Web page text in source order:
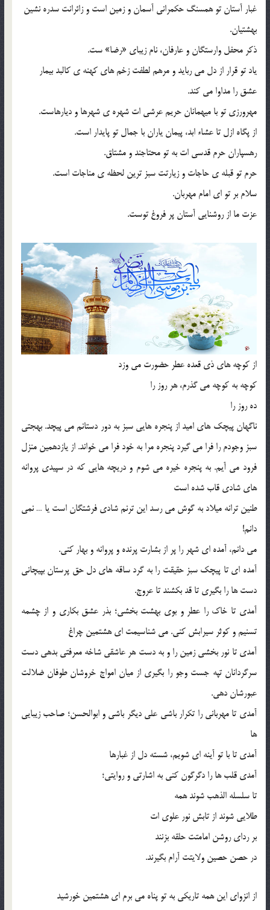
غبار آستان تو همسنگ حکمرانی آسمان و زمین است و زائرانت سدره نشین
بهشتیان.
ذکر محفل وارستگان و عارفان، نام زیبای «رضا» ست.
یاد تو قرار از دل می رباید و مرهم لطفت زخم های کهنه ی کالبد بیمار
عشق را مداوا می کند.
مهرورزی تو با میهمانان حریم عرشی ات شهره ی شهرها و دیارهاست.
از پگاه ازل تا عشاء ابد، پیمان یاران با جمال تو پایدار است.
رهسپاران حرم قدسی ات به تو محتاجند و مشتاق.
حرم تو قبله ی حاجات و زیارتت سبز ترین لحظه ی مناجات است.
سلام بر تو ای امام مهربان.
عزت ما از روشنایی آستان پر فروغ توست.
از کوچه های ذی قعده عطر حضورت می وزد
کوچه به کوچه می گذرم، هر روز را
ده روز را
ناگهان پیچک های امید از پنجره هایی سبز به دور دستانم می پیچد. بهجتی
سبز وجودم را فرا می گیرد پنجره مرا به خود فرا می خواند. از یازدهمین منزل
فرود می آیم. به پنجره خیره می شوم و دریچه هایی که در سپیدی پروانه
های شادی قاب شده است
طنین ترانه میلاد به گوش می رسد این ترنم شادی فرشتگان است یا … نمی
دانم!
می دانم، آمده ای شهر را پر از بشارت پرنده و پروانه و بهار کنی.
آمده ای تا پیچک سبز حقیقت را به گرد ساقه های دل حق پرستان بپیچانی
دست ها را بگیری تا قد بکشند تا عروج.
آمدی تا خاک را عطر و بوی بهشت بخشی؛ بذر عشق بکاری و از چشمه
تسنیم و کوثر سیرابش کنی. می شناسیمت ای هشتمین چراغ
آمدی تا نور بخشی زمین را و به دست هر عاشقی شاخه معرفتی بدهی دست
سرگردانان تپه جست وجو را بگیری از میان امواج خروشان طوفان ضلالت
عبورشان دهی.
آمدی تا مهربانی را تکرار باشی علی دیگر باشی و ابوالحسن؛ صاحب زیبایی
ها
آمدی تا با تو آینه ای شویم، شسته دل از غبارها
آمدی قلب ها را دگرگون کنی به اشارتی و روایتی؛
تا سلسله الذهب شوند همه
طلایی شوند از تابش نور علوی ات
بر ردای روشن امامتت حلقه بزنند
در حصن حصین ولایتت آرام بگیرند.
از انزوای این همه تاریکی به تو پناه می برم ای هشتمین خورشید